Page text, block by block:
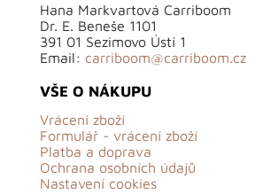
Hana Markvartová Carriboom
Dr. E. Beneše 1101
391 01 Sezimovo Ústí 1
Email: carriboom@carriboom.cz
VŠE O NÁKUPU
Vrácení zboží
Formulář - vrácení zboží
Platba a doprava
Ochrana osobních údajů
Nastavení cookies